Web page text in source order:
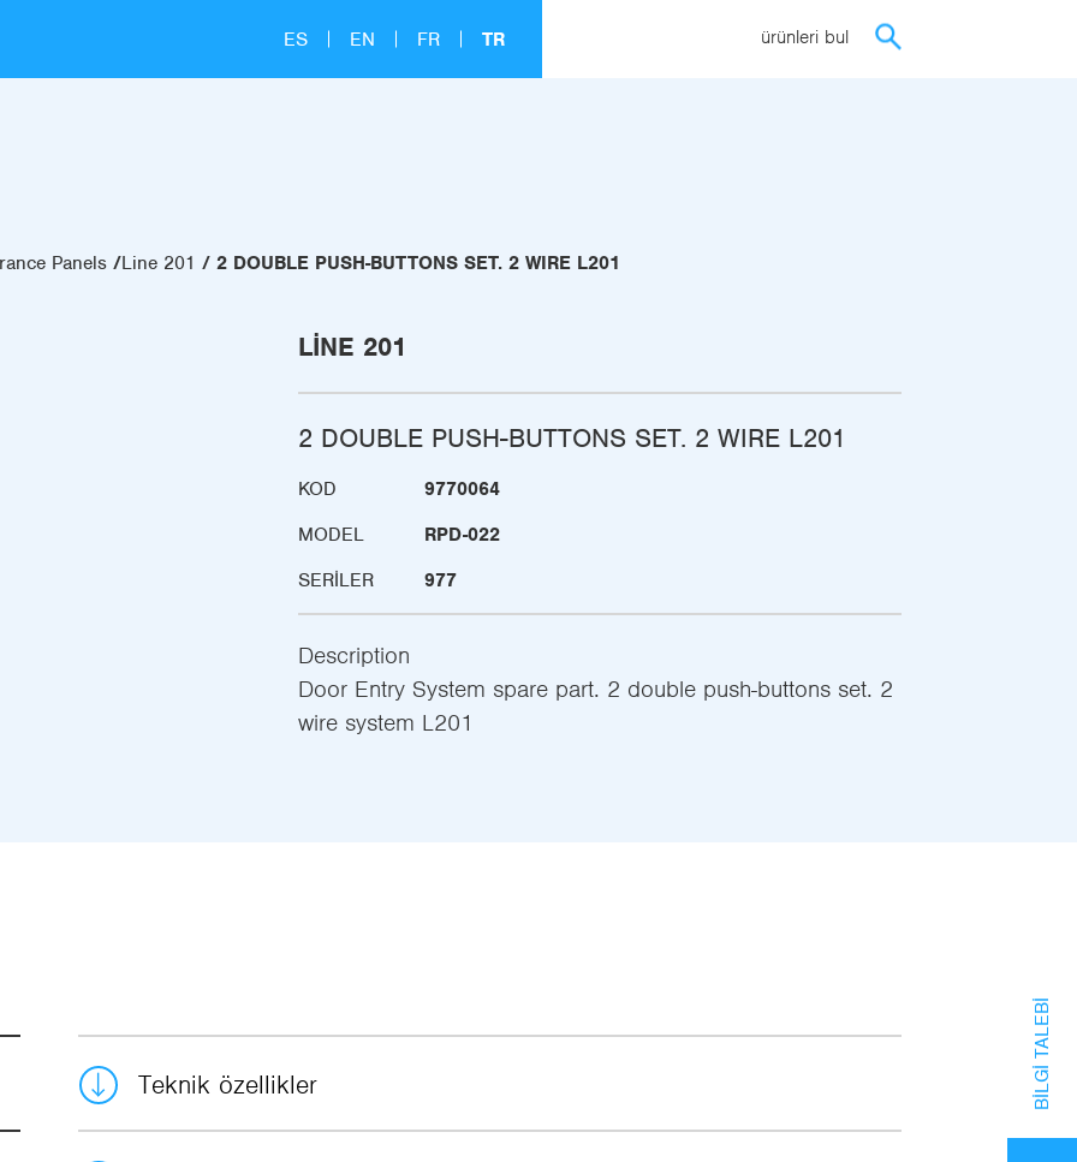
ES EN FR TR ürünleri bul
Panels Line 201 2 DOUBLE PUSH-BUTTONS SET. 2 WIRE L201
LINE 201
2 DOUBLE PUSH-BUTTONS SET. 2 WIRE L201
KOD
9770064
MODEL
RPD-022
SERILER
977
Description
Door Entry System spare part. 2 double push-buttons set. 2
wire system L201
Teknik özellikler BILGI TALEBI